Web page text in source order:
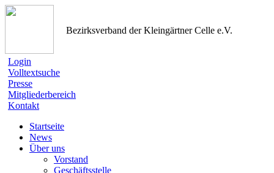
Bezirksverband der Kleingärtner Celle e.V.
Login
Volltextsuche
Presse
Mitgliederbereich
Kontakt
Startseite
News
Über uns
Vorstand
Geschäftsstelle